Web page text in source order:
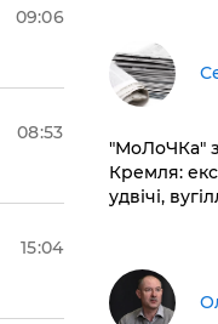
09:06
08:53
15:04
​"МоЛоЧКа"
Кремля:
удвічі,